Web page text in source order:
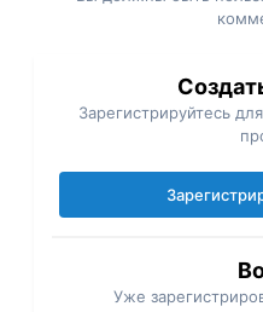
Зарегистрируйтесь
Уже